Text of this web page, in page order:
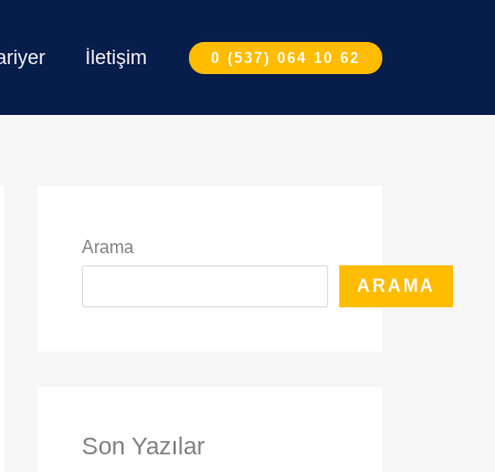
İletişim 0 (537) 064 10 62
Arama
ARAMA
Son Yazılar